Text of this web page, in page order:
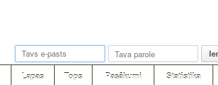
Lapas Tops Pasākumi Statistika